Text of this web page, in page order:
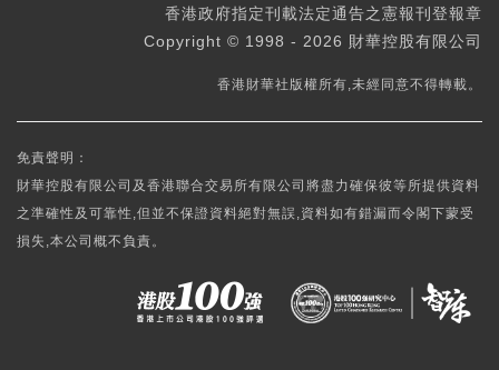
香港政府指定刊載法定通告之憲報刊登報章
Copyright © 1998 - 2026 財華控股有限公司
香港財華社版權所有,未經同意不得轉載。
免責聲明：
財華控股有限公司及香港聯合交易所有限公司將盡力確保彼等所提供資料
之準確性及可靠性,但並不保證資料絕對無誤,資料如有錯漏而令閣下蒙受
損失,本公司概不負責。